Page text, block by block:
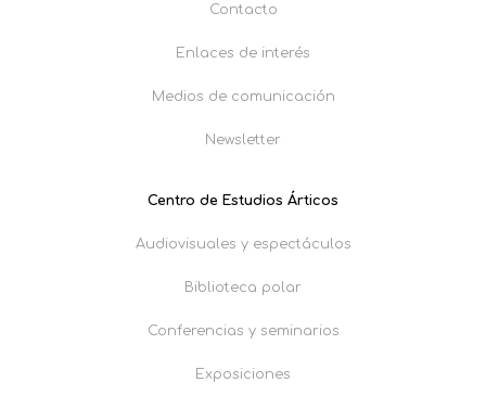
Contacto
Enlaces de interés
Medios de comunicación
Newsletter
Centro de Estudios Árticos
Audiovisuales y espectáculos
Biblioteca polar
Conferencias y seminarios
Exposiciones